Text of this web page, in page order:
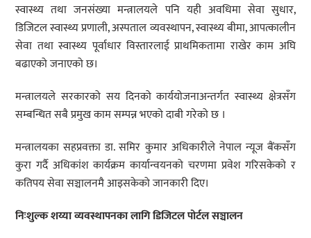
स्वास्थ्य तथा जनसंख्या मन्त्रालयले पनि यही अवधिमा सेवा सुधार,
डिजिटल स्वास्थ्य प्रणाली, अस्पताल व्यवस्थापन, स्वास्थ्य बीमा, आपत्कालीन
सेवा तथा स्वास्थ्य पूर्वाधार विस्तारलाई प्राथमिकतामा राखेर काम अघि
बढाएको जनाएको छ।
मन्त्रालयले सरकारको सय दिनको कार्ययोजनाअन्तर्गत स्वास्थ्य क्षेत्रसँग
सम्बन्धित सबै प्रमुख काम सम्पन्न भएको दाबी गरेको छ ।
मन्त्रालयका सहप्रवक्ता डा. समिर कुमार अधिकारीले नेपाल न्यूज बैंकसँग
कुरा गर्दै अधिकांश कार्यक्रम कार्यान्वयनको चरणमा प्रवेश गरिसकेको र
कतिपय सेवा सञ्चालनमै आइसकेको जानकारी दिए।
निःशुल्क शय्या व्यवस्थापनका लागि डिजिटल पोर्टल सञ्चालन